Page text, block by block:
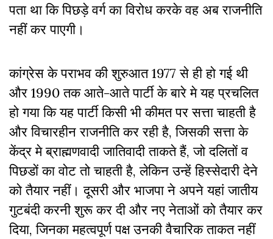
पता था कि पिछड़े वर्ग का विरोध करके वह अब राजनीति
नहीं कर पाएगी।
कांग्रेस के पराभव की शुरुआत 1977 से ही हो गई थी
और 1990 तक आते-आते पार्टी के बारे मे यह प्रचलित
हो गया कि यह पार्टी किसी भी कीमत पर सत्ता चाहती है
और विचारहीन राजनीति कर रही है, जिसकी सत्ता के
केंद्र मे ब्राह्मणवादी जातिवादी ताकते हैं, जो दलितों व
पिछडों का वोट तो चाहती है, लेकिन उन्हें हिस्सेदारी देने
को तैयार नहीं। दूसरी और भाजपा ने अपने यहां जातीय
गुटबंदी करनी शुरू कर दी और नए नेताओं को तैयार कर
दिया, जिनका महत्वपूर्ण पक्ष उनकी वैचारिक ताकत नहीं